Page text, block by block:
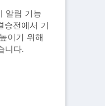
알림 기능
승전에서 기
이기 위해
니다.